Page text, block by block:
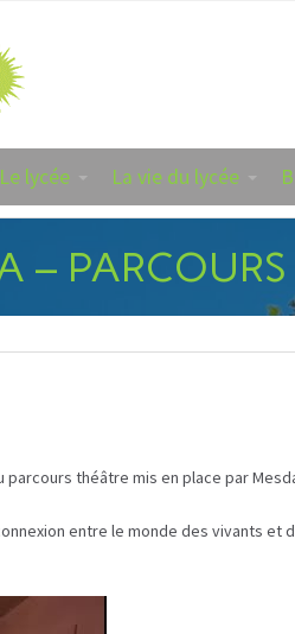
Le lycée La vie du lycée
–
théâtre mis en place par
entre le monde des vivants et